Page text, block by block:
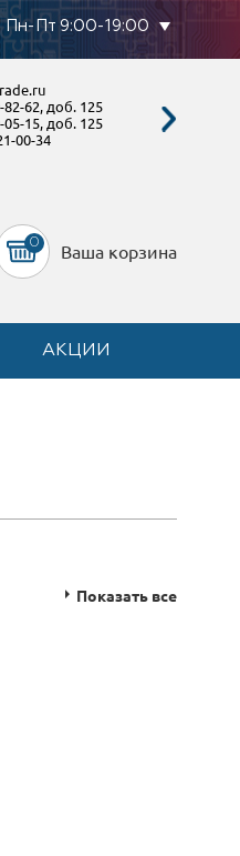
Пн-Пт 9:00-19:00
82-62, доб. 125
05-15, доб. 125
00-34
АКЦИИ
0 Ваша корзина
Показать все